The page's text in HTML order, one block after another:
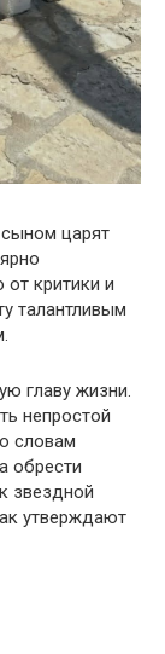
царят
критики и
талантливым
главу жизни.
непростой
словам
обрести
звездной
утверждают